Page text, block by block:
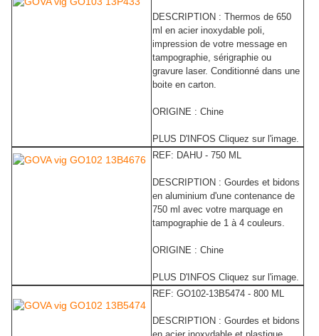
DESCRIPTION : Thermos de 650
ml en acier inoxydable poli,
impression de votre message en
tampographie, sérigraphie ou
gravure laser. Conditionné dans une
boite en carton.
ORIGINE : Chine
PLUS D'INFOS Cliquez sur l'image.
REF: DAHU - 750 ML
DESCRIPTION : Gourdes et bidons
en aluminium d'une contenance de
750 ml avec votre marquage en
tampographie de 1 à 4 couleurs.
ORIGINE : Chine
PLUS D'INFOS Cliquez sur l'image.
REF: GO102-13B5474 - 800 ML
DESCRIPTION : Gourdes et bidons